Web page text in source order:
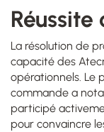
La résolution de
capacité des
opérationnels. Le
commande a
participé
pour convaincre